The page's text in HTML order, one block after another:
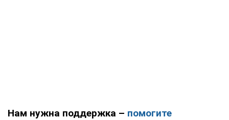
Нам нужна поддержка – помогите